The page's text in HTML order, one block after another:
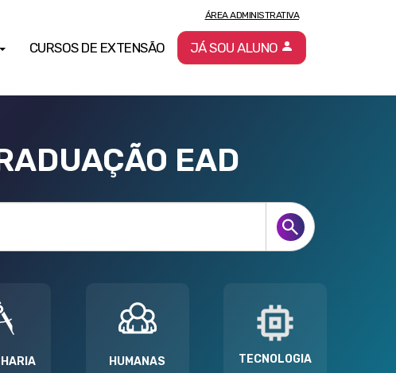
CURSOS DE EXTENSÃO
ÁREA ADMINISTRATIVA
JÁ SOU ALUNO
EAD
HUMANAS TECNOLOGIA